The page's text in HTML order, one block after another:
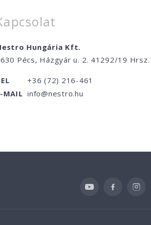
Hungária Kft.
Pécs, Házgyár u. 2. 41292/19 Hrsz.
+36 (72) 216-461
MAIL info@nestro.hu